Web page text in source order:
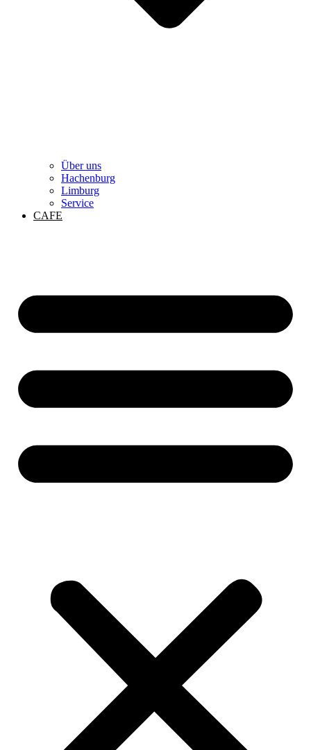
Über uns
Hachenburg
Limburg
Service
CAFE